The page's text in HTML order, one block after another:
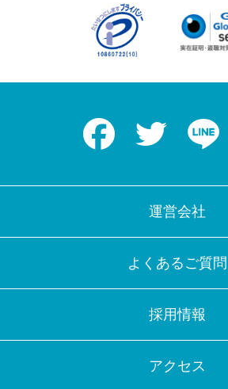
Facebook Twitter
運営会社
よくあるご質問
採用情報
アクセス